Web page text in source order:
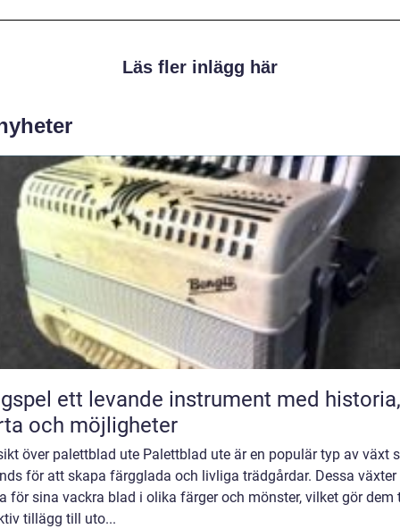
Läs fler inlägg här
med historia,
och möjligheter
över palettblad ute Palettblad ute är en populär typ av växt
för att skapa färgglada och livliga trädgårdar. Dessa växter
för sina vackra blad i olika färger och mönster, vilket gör dem
tillägg till uto...